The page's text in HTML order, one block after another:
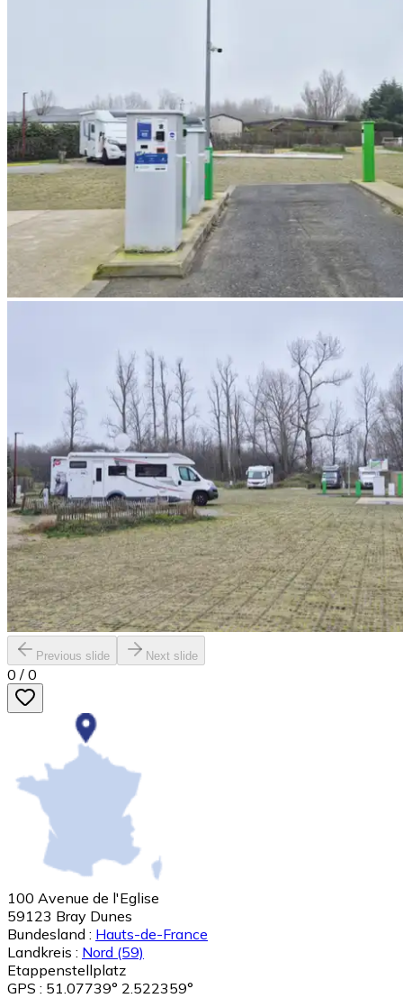
Previous slide Next slide
0 / 0
100 Avenue de l'Eglise
59123 Bray Dunes
Bundesland : Hauts-de-France
Landkreis : Nord (59)
Etappenstellplatz
GPS : 51.07739° 2.522359°